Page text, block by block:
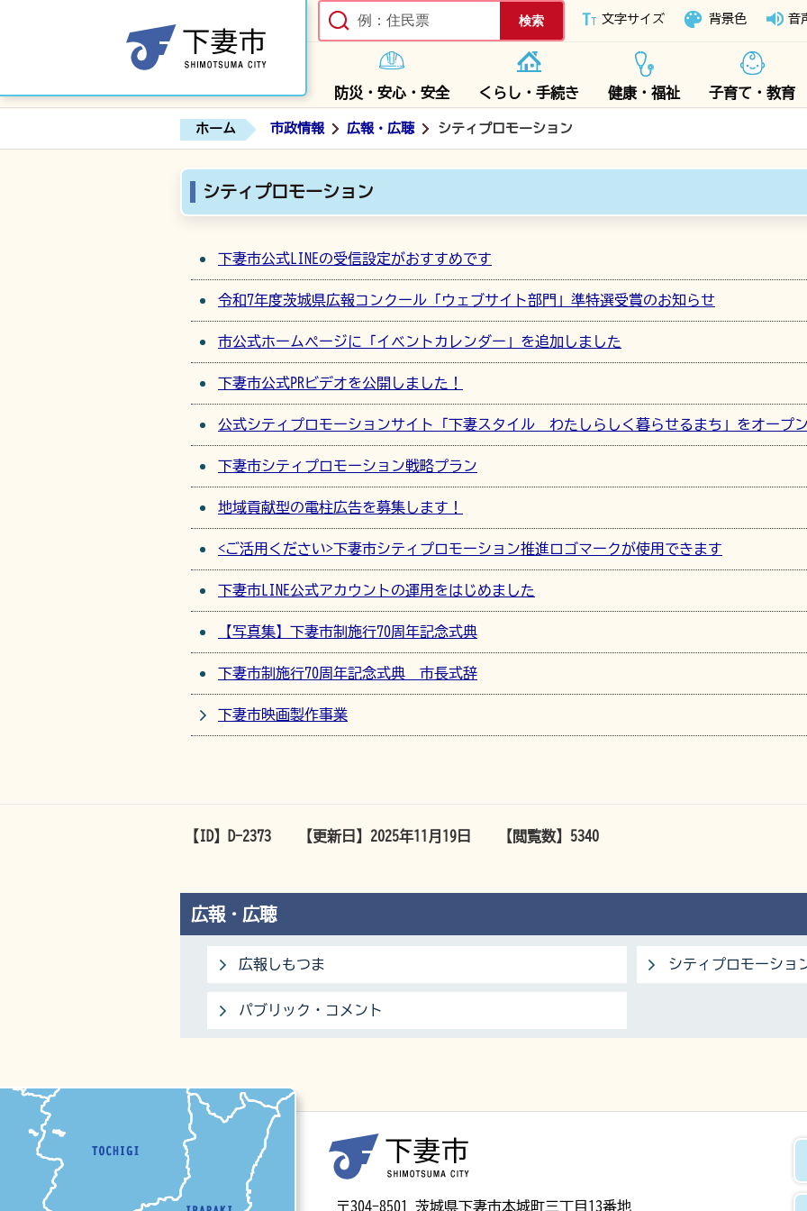
下妻市ホームページ
文字サイズ 背景色 音
防災・安心・安全 くらし・手続き 健康・福祉 子育て・教育
ホーム 市政情報 広報・広聴 シティプロモーション
シティプロモーション
下妻市公式LINEの受信設定がおすすめです
令和7年度茨城県広報コンクール「ウェブサイト部門」準特選受賞のお知らせ
市公式ホームページに「イベントカレンダー」を追加しました
下妻市公式PRビデオを公開しました！
公式シティプロモーションサイト「下妻スタイル わたしらしく暮らせるまち」をオープ
下妻市シティプロモーション戦略プラン
地域貢献型の電柱広告を募集します！
<ご活用ください>下妻市シティプロモーション推進ロゴマークが使用できます
下妻市LINE公式アカウントの運用をはじめました
【写真集】下妻市制施行70周年記念式典
下妻市制施行70周年記念式典 市長式辞
下妻市映画製作事業
【ID】 D-2373 【更新日】 2025年11月19日 【閲覧数】 5340
広報・広聴
広報しもつま シティプロモーショ
パブリック・コメント
〒304-8501 茨城県下妻市本城町三丁目13番地